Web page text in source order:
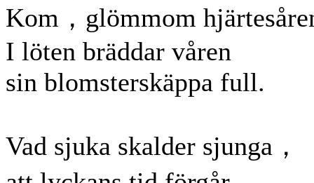
Kom，glömmom
I löten bräddar våren
sin blomsterskäppa full.
Vad sjuka skalder sjunga，